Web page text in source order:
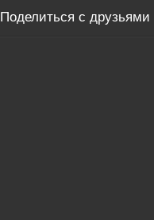
Поделиться с друзьями